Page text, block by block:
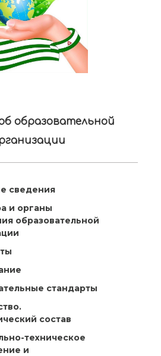
образовательной
сведения
и органы
образовательной
стандарты
состав
техническое
и